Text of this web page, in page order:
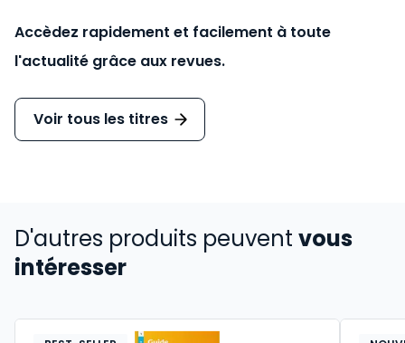
Accèdez rapidement et facilement à toute
l'actualité grâce aux revues.
Voir tous les titres
D'autres produits peuvent vous
intéresser